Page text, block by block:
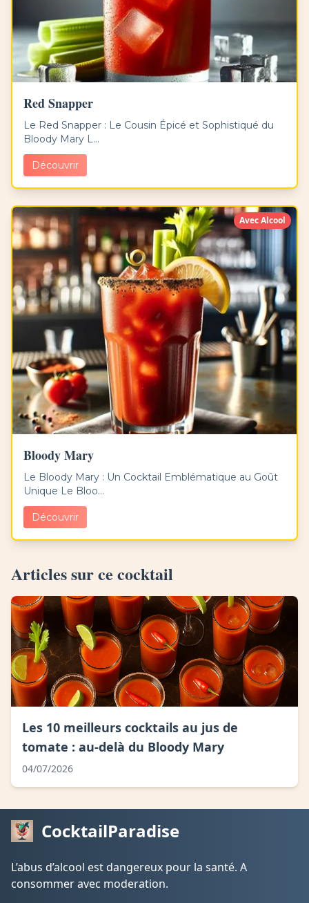
Red Snapper
Le Red Snapper : Le Cousin Épicé et Sophistiqué du
Bloody Mary L...
Découvrir
Avec Alcool
Bloody Mary
Le Bloody Mary : Un Cocktail Emblématique au Goût
Unique Le Bloo...
Découvrir
Articles sur ce cocktail
Les 10 meilleurs cocktails au jus de
tomate : au-delà du Bloody Mary
04/07/2026
CocktailParadise
L’abus d’alcool est dangereux pour la santé. A
consommer avec moderation.